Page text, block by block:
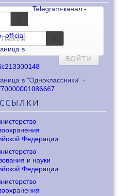
ВОЙТИ
Telegram-канал -
в
в "Одноклассники" -
ССЫЛКИ